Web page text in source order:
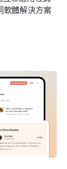
軟體解決方案